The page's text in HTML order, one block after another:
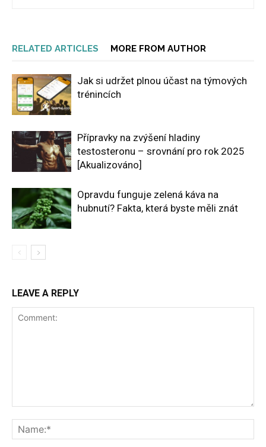
RELATED ARTICLES MORE FROM AUTHOR
Jak si udržet plnou účast na týmových
trénincích
Přípravky na zvýšení hladiny
testosteronu – srovnání pro rok 2025
[Akualizováno]
Opravdu funguje zelená káva na
hubnutí? Fakta, která byste měli znát
LEAVE A REPLY